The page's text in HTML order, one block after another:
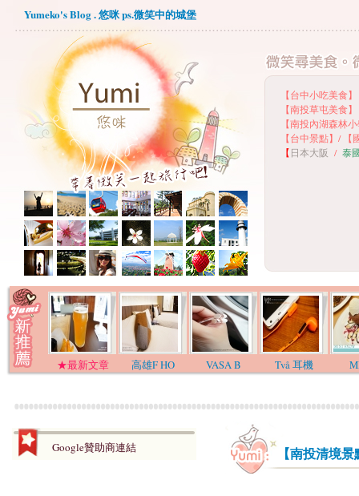
Yumeko's Blog . 悠咪 ps.微笑中的城堡
【台中小吃美食】
【南投草屯美食】
【南投內湖森林
【台中景點】 /
【日本大阪 / 泰
★最新文章 高雄F HO VASA B Två 耳機
Google贊助商連結 【南投清境